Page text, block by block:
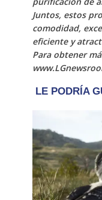
Juntos, estos
comodidad,
eficiente y
Para obtener